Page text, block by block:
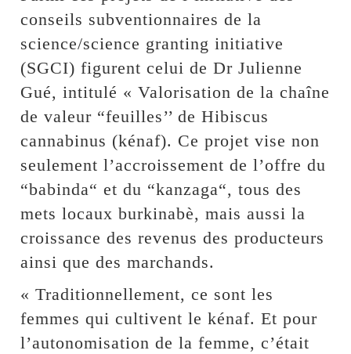
conseils subventionnaires de la
science/science granting initiative
(SGCI) figurent celui de Dr Julienne
Gué, intitulé « Valorisation de la chaîne
de valeur “feuilles’’ de Hibiscus
cannabinus (kénaf). Ce projet vise non
seulement l’accroissement de l’offre du
“babinda“ et du “kanzaga“, tous des
mets locaux burkinabè, mais aussi la
croissance des revenus des producteurs
ainsi que des marchands.
« Traditionnellement, ce sont les
femmes qui cultivent le kénaf. Et pour
l’autonomisation de la femme, c’était